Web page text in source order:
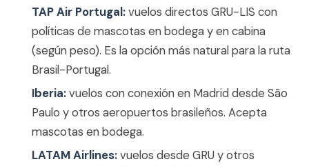
TAP Air Portugal:vuelos directos GRU-LIS con
políticas de mascotas en bodega y en cabina
(según peso). Es la opción más natural para la ruta
Brasil-Portugal.
Iberia:vuelos con conexión en Madrid desde São
Paulo y otros aeropuertos brasileños. Acepta
mascotas en bodega.
LATAM Airlines:vuelos desde GRU y otros